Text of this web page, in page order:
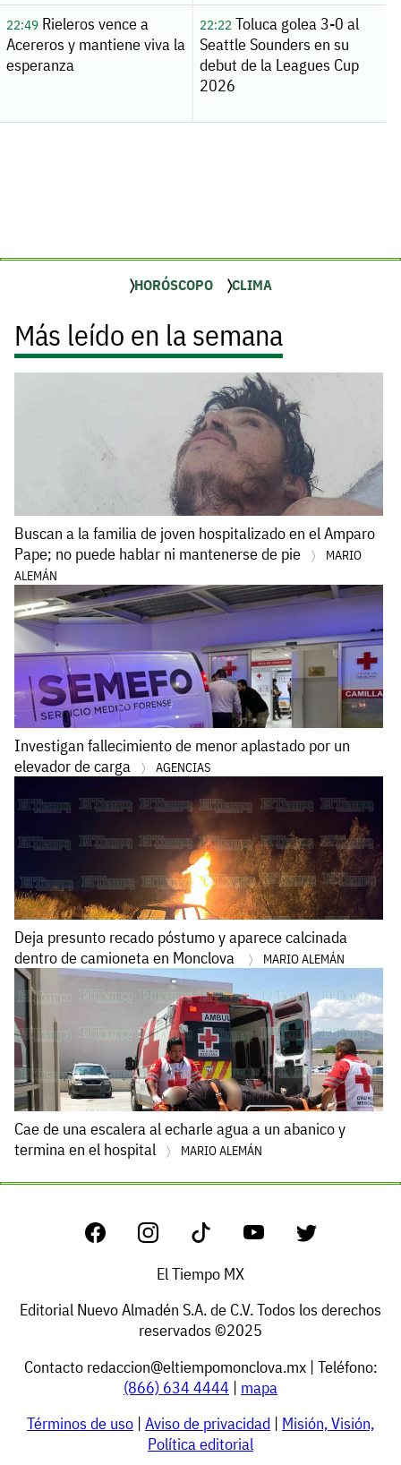
22:49Rieleros vence a
Acereros y mantiene viva la
esperanza
22:22Toluca golea 3-0 al
Seattle Sounders en su
debut de la Leagues Cup
2026
HORÓSCOPO CLIMA
Más leído en la semana
Buscan a la familia de joven hospitalizado en el Amparo
Pape; no puede hablar ni mantenerse de pie
MARIO
ALEMÁN
Investigan fallecimiento de menor aplastado por un
elevador de carga
AGENCIAS
Deja presunto recado póstumo y aparece calcinada
dentro de camioneta en Monclova
MARIO ALEMÁN
Cae de una escalera al echarle agua a un abanico y
termina en el hospital
MARIO ALEMÁN
El Tiempo MX
Editorial Nuevo Almadén S.A. de C.V. Todos los derechos
reservados ©2025
Contacto redaccion@eltiempomonclova.mx| Teléfono:
(866) 634 4444 | mapa
Términos de uso | Aviso de privacidad | Misión, Visión,
Política editorial